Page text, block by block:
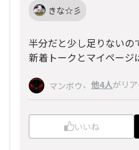
きな☆彡
半分だと少し足りないの
新着トークとマイページ
マンボウ、 他4人がリ
いいね